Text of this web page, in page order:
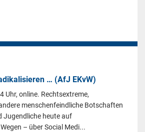
… (AfJ EKvW)
Uhr, online. Rechtsextreme,
menschenfeindliche Botschaften
Jugendliche heute auf
– über Social Medi...